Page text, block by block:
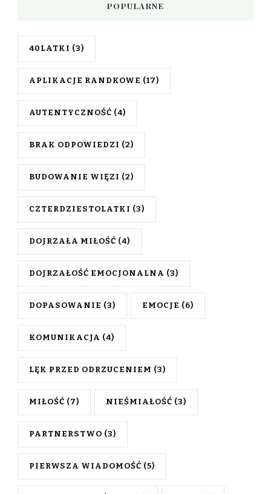
POPULARNE
40LATKI (3)
APLIKACJE RANDKOWE (17)
AUTENTYCZNOŚĆ (4)
BRAK ODPOWIEDZI (2)
BUDOWANIE WIĘZI (2)
CZTERDZIESTOLATKI (3)
DOJRZAŁA MIŁOŚĆ (4)
DOJRZAŁOŚĆ EMOCJONALNA (3)
DOPASOWANIE (3) EMOCJE (6)
KOMUNIKACJA (4)
LĘK PRZED ODRZUCENIEM (3)
MIŁOŚĆ (7) NIEŚMIAŁOŚĆ (3)
PARTNERSTWO (3)
PIERWSZA WIADOMOŚĆ (5)